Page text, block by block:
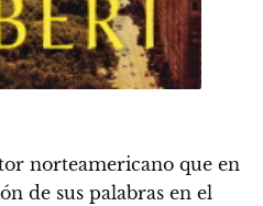
norteamericano que en
de sus palabras en el